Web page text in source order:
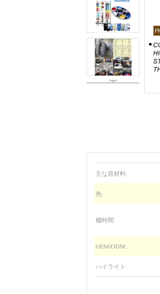
主な原材料:
色:
棚時間:
OEM/ODM:
ハイライト: